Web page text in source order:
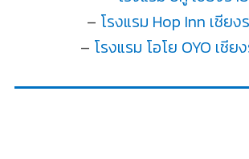
– โรงแรม Hop Inn เชียง
– โรงแรม โอโย OYO เชีย